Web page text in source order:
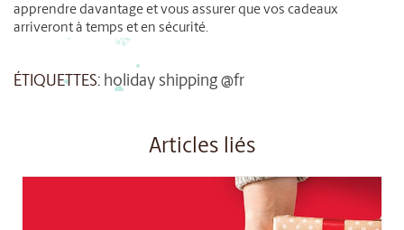
apprendre davantage et vous assurer que vos cadeaux
arriveront à temps et en sécurité.
ÉTIQUETTES: holiday shipping @fr
Articles liés